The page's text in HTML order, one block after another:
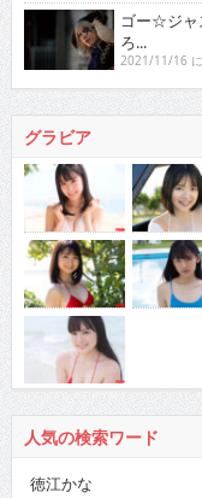
ゴー☆ジャ
ろ...
2021/11/16
グラビア
人気の検索ワード
徳江かな